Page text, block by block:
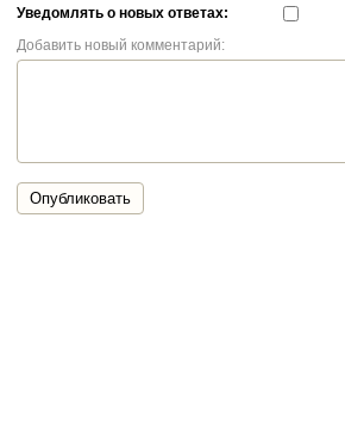
Уведомлять о новых ответах:
Добавить новый комментарий:
Опубликовать